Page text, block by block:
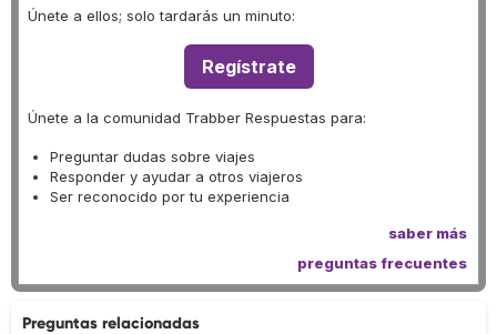
Únete a ellos; solo tardarás un minuto:
Regístrate
Únete a la comunidad Trabber Respuestas para:
Preguntar dudas sobre viajes
Responder y ayudar a otros viajeros
Ser reconocido por tu experiencia
saber más
preguntas frecuentes
Preguntas relacionadas